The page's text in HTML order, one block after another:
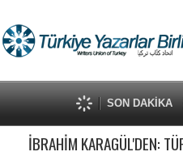
SON DAKİKA
İBRAHİM KARAGÜL'DEN: